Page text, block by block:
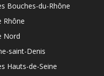
Bouches-du-Rhône
Rhône
Nord
saint-Denis
Hauts-de-Seine